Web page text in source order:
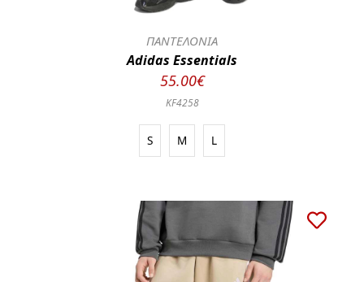
ΠΑΝΤΕΛΟΝΙΑ
Adidas Essentials
55.00€
KF4258
S M L